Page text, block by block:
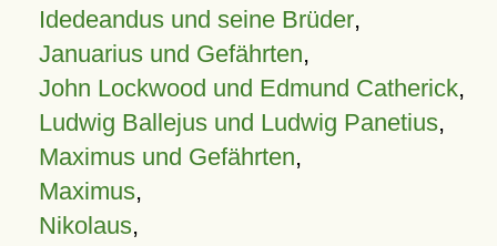
Idedeandus und seine Brüder,
Januarius und Gefährten,
John Lockwood und Edmund Catherick,
Ludwig Ballejus und Ludwig Panetius,
Maximus und Gefährten,
Maximus,
Nikolaus,